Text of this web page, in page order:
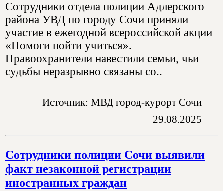
Сотрудники отдела полиции Адлерского
района УВД по городу Сочи приняли
участие в ежегодной всероссийской акции
«Помоги пойти учиться».
Правоохранители навестили семьи, чьи
судьбы неразрывно связаны со..
Источник: МВД город-курорт Сочи
29.08.2025
Сотрудники полиции Сочи выявили
факт незаконной регистрации
иностранных граждан